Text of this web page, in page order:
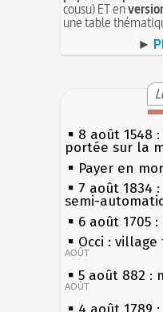
cousu) ET en
une table
►
8 août 1548
portée sur la
Payer en
7 août 1834
semi-
6 août 1705
Occi :
AOÛT
5 août 882 :
AOÛT